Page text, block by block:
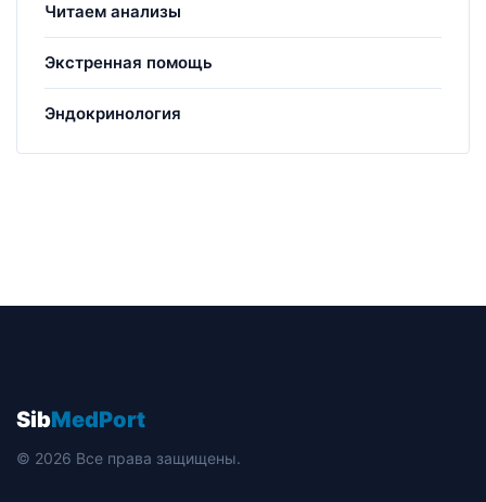
Читаем анализы
Экстренная помощь
Эндокринология
SibMedPort
© 2026 Все права защищены.